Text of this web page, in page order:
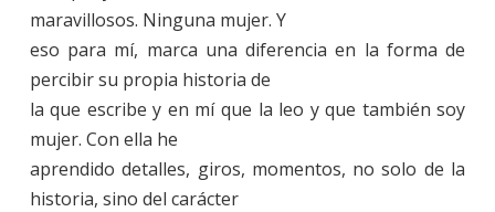
maravillosos. Ninguna mujer. Y
eso para mí, marca una diferencia en la forma de
percibir su propia historia de
la que escribe y en mí que la leo y que también soy
mujer. Con ella he
aprendido detalles, giros, momentos, no solo de la
historia, sino del carácter